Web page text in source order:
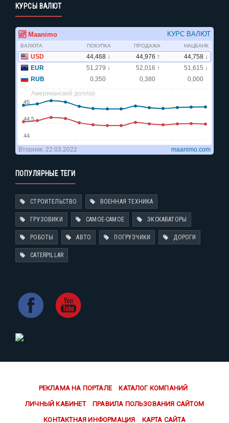
КУРСЫ ВАЛЮТ
ПОПУЛЯРНЫЕ ТЕГИ
СТРОИТЕЛЬСТВО ВОЕННАЯ ТЕХНИКА
ГРУЗОВИКИ САМОЕ-САМОЕ ЭКСКАВАТОРЫ
РОБОТЫ АВТО ПОГРУЗЧИКИ ДОРОГИ
CATERPILLAR
РЕКЛАМА НА ПОРТАЛЕ КАТАЛОГ КОМПАНИЙ
ЛИЧНЫЙ КАБИНЕТ ПРАВИЛА ПОЛЬЗОВАНИЯ САЙТОМ
КОНТАКТНАЯ ИНФОРМАЦИЯ КАРТА САЙТА